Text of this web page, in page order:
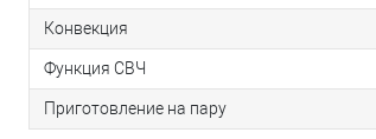
Конвекция
Функция СВЧ
Приготовление на пару